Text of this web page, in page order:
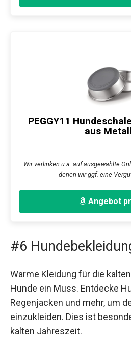
PEGGY11
aus
Wir verlinken u.a. auf ausgewählte
denen wir ggf. eine
Angebot
#6
Warme Kleidung für die
Hunde ein Muss. Entdecke
Regenjacken und mehr, um
einzukleiden. Dies ist
kalten Jahreszeit.